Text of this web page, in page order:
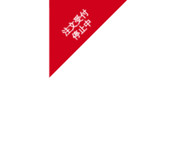
注
文
受
付
停
止
中